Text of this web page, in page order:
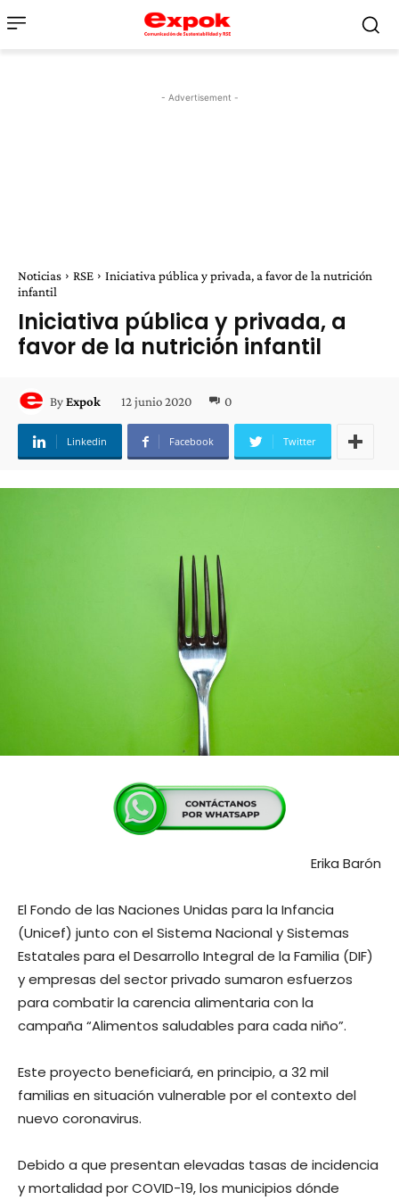
- Advertisement -
Noticias RSE
Iniciativa pública y privada, a favor de la nutrición
infantil
Iniciativa pública y privada, a
favor de la nutrición infantil
ByExpok 12 junio 2020 0
Linkedin Facebook Twitter
Erika Barón
El Fondo de las Naciones Unidas para la Infancia
(Unicef) junto con el Sistema Nacional y Sistemas
Estatales para el Desarrollo Integral de la Familia (DIF)
y empresas del sector privado sumaron esfuerzos
para combatir la carencia alimentaria con la
campaña “Alimentos saludables para cada niño”.
Este proyecto beneficiará, en principio, a 32 mil
familias en situación vulnerable por el contexto del
nuevo coronavirus.
Debido a que presentan elevadas tasas de incidencia
y mortalidad por COVID-19, los municipios dónde